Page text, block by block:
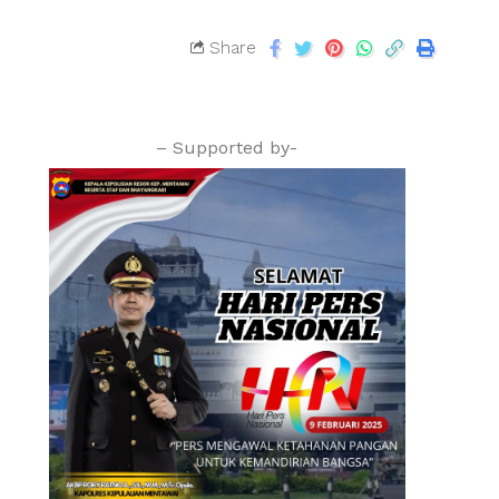
Share
– Supported by-